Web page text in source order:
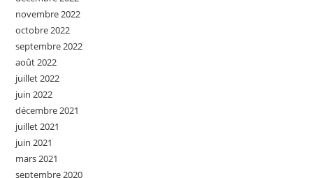
novembre 2022
octobre 2022
septembre 2022
août 2022
juillet 2022
juin 2022
décembre 2021
juillet 2021
juin 2021
mars 2021
septembre 2020